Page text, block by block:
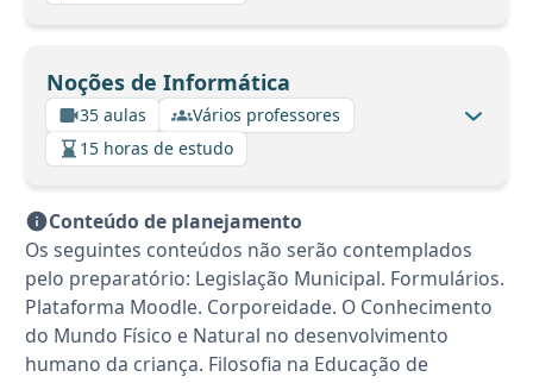
Noções de Informática
35 aulas
Vários professores
15 horas de estudo
Conteúdo de planejamento
Os seguintes conteúdos não serão contemplados
pelo preparatório: Legislação Municipal. Formulários.
Plataforma Moodle. Corporeidade. O Conhecimento
do Mundo Físico e Natural no desenvolvimento
humano da criança. Filosofia na Educação de